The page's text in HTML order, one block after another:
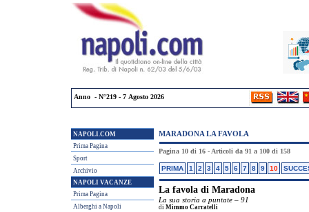
Anno - N°219 - 7 Agosto 2026
NAPOLI.COM
Prima Pagina
Sport
Archivio
NAPOLI VACANZE
Prima Pagina
Alberghi a Napoli
MARADONA LA FAVOLA
Pagina 10 di 16 - Articoli da 91 a 100 di 158
PRIMA 1 2 3 4 5 6 7 8 9 10
La favola di Maradona
La sua storia a puntate – 91
di Mimmo Carratelli